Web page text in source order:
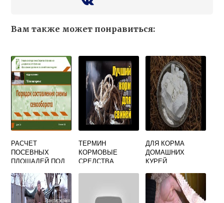
Вам также может понравиться:
РАСЧЕТ
ПОСЕВНЫХ
ПЛОЩАДЕЙ ПОД
КУЛЬТУРЫ
ТЕРМИН
КОРМОВЫЕ
СРЕДСТВА
ДЛЯ КОРМА
ДОМАШНИХ
КУРЕЙ